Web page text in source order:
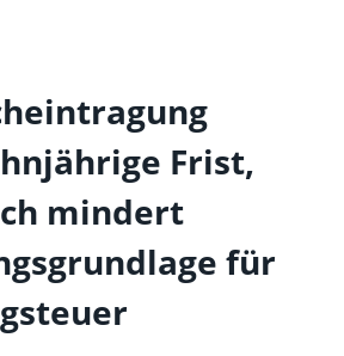
Frist,
mindert
für